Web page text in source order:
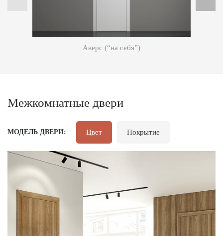
Аверс (“на себя”)
Межкомнатные двери
МОДЕЛЬ ДВЕРИ: Цвет Покрытие